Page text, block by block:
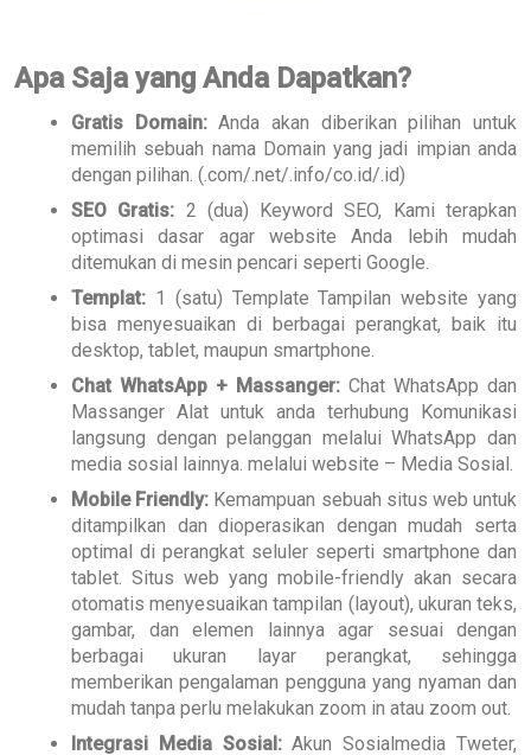
Apa Saja yang Anda Dapatkan?
Gratis Domain:Anda akan diberikan pilihan untuk
memilih sebuah nama Domain yang jadi impian anda
dengan pilihan. (.com/.net/.info/co.id/.id)
SEO Gratis: 2 (dua) Keyword SEO, Kami terapkan
optimasi dasar agar website Anda lebih mudah
ditemukan di mesin pencari seperti Google.
Templat: 1 (satu) Template Tampilan website yang
bisa menyesuaikan di berbagai perangkat, baik itu
desktop, tablet, maupun smartphone.
Chat WhatsApp + Massanger: Chat WhatsApp dan
Massanger Alat untuk anda terhubung Komunikasi
langsung dengan pelanggan melalui WhatsApp dan
media sosial lainnya. melalui website – Media Sosial.
Mobile Friendly: Kemampuan sebuah situs web untuk
ditampilkan dan dioperasikan dengan mudah serta
optimal di perangkat seluler seperti smartphone dan
tablet. Situs web yang mobile-friendly akan secara
otomatis menyesuaikan tampilan (layout), ukuran teks,
gambar, dan elemen lainnya agar sesuai dengan
berbagai ukuran layar perangkat, sehingga
memberikan pengalaman pengguna yang nyaman dan
mudah tanpa perlu melakukan zoom in atau zoom out.
Integrasi Media Sosial:Akun Sosialmedia Tweter,